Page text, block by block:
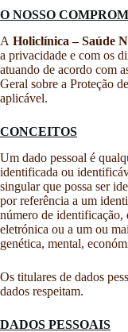
O NOSSO
A Holiclínica – Saúde
a privacidade e com os
atuando de acordo com
Geral sobre a Proteção
aplicável.
CONCEITOS
Um dado pessoal é
identificada ou
singular que possa ser
por referência a um
número de identificação,
eletrónica ou a um ou
genética, mental,
Os titulares de dados
dados respeitam.
DADOS PESSOAIS